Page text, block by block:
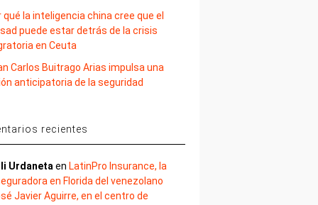
qué la inteligencia china cree que el
puede estar detrás de la crisis
en Ceuta
Carlos Buitrago Arias impulsa una
anticipatoria de la seguridad
recientes
Urdaneta en LatinPro Insurance, la
en Florida del venezolano
Javier Aguirre, en el centro de